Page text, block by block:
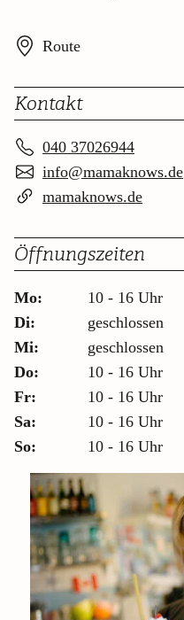
Route
Kontakt
040 37026944
info@mamaknows.de
mamaknows.de
Öffnungszeiten
Mo:
10 - 16 Uhr
Di:
geschlossen
Mi:
geschlossen
Do:
10 - 16 Uhr
Fr:
10 - 16 Uhr
Sa:
10 - 16 Uhr
So:
10 - 16 Uhr